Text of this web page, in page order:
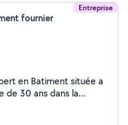
Entreprise
fournier
en Batiment située a
de 30 ans dans la
l'élaboration de votre